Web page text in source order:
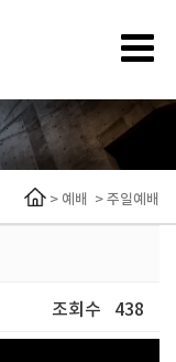
> 예배 >주일예배
조회수 438